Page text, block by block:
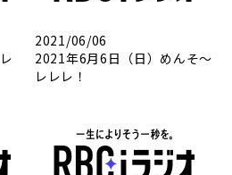
2021/06/06
2021年6月6日（日）めんそ～
レレレ！